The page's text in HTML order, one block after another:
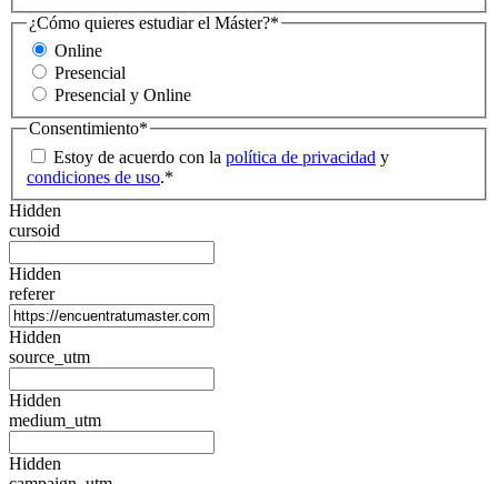
¿Cómo quieres estudiar el Máster?*
Online
Presencial
Presencial y Online
Consentimiento*
Estoy de acuerdo con la política de privacidad y
condiciones de uso.*
Hidden
cursoid
Hidden
referer
Hidden
source_utm
Hidden
medium_utm
Hidden